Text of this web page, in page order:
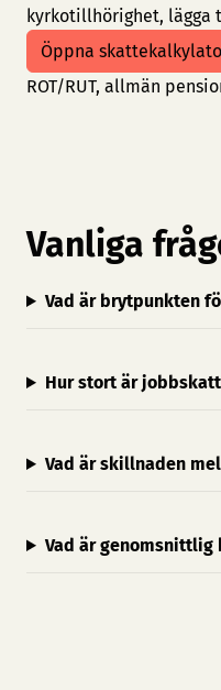
kyrkotillhörighet, lägga
Öppna
ROT/RUT, allmän
Vanliga
Vad är brytpunkten
Hur stort är
Vad är skillnaden
Vad är genomsnittlig